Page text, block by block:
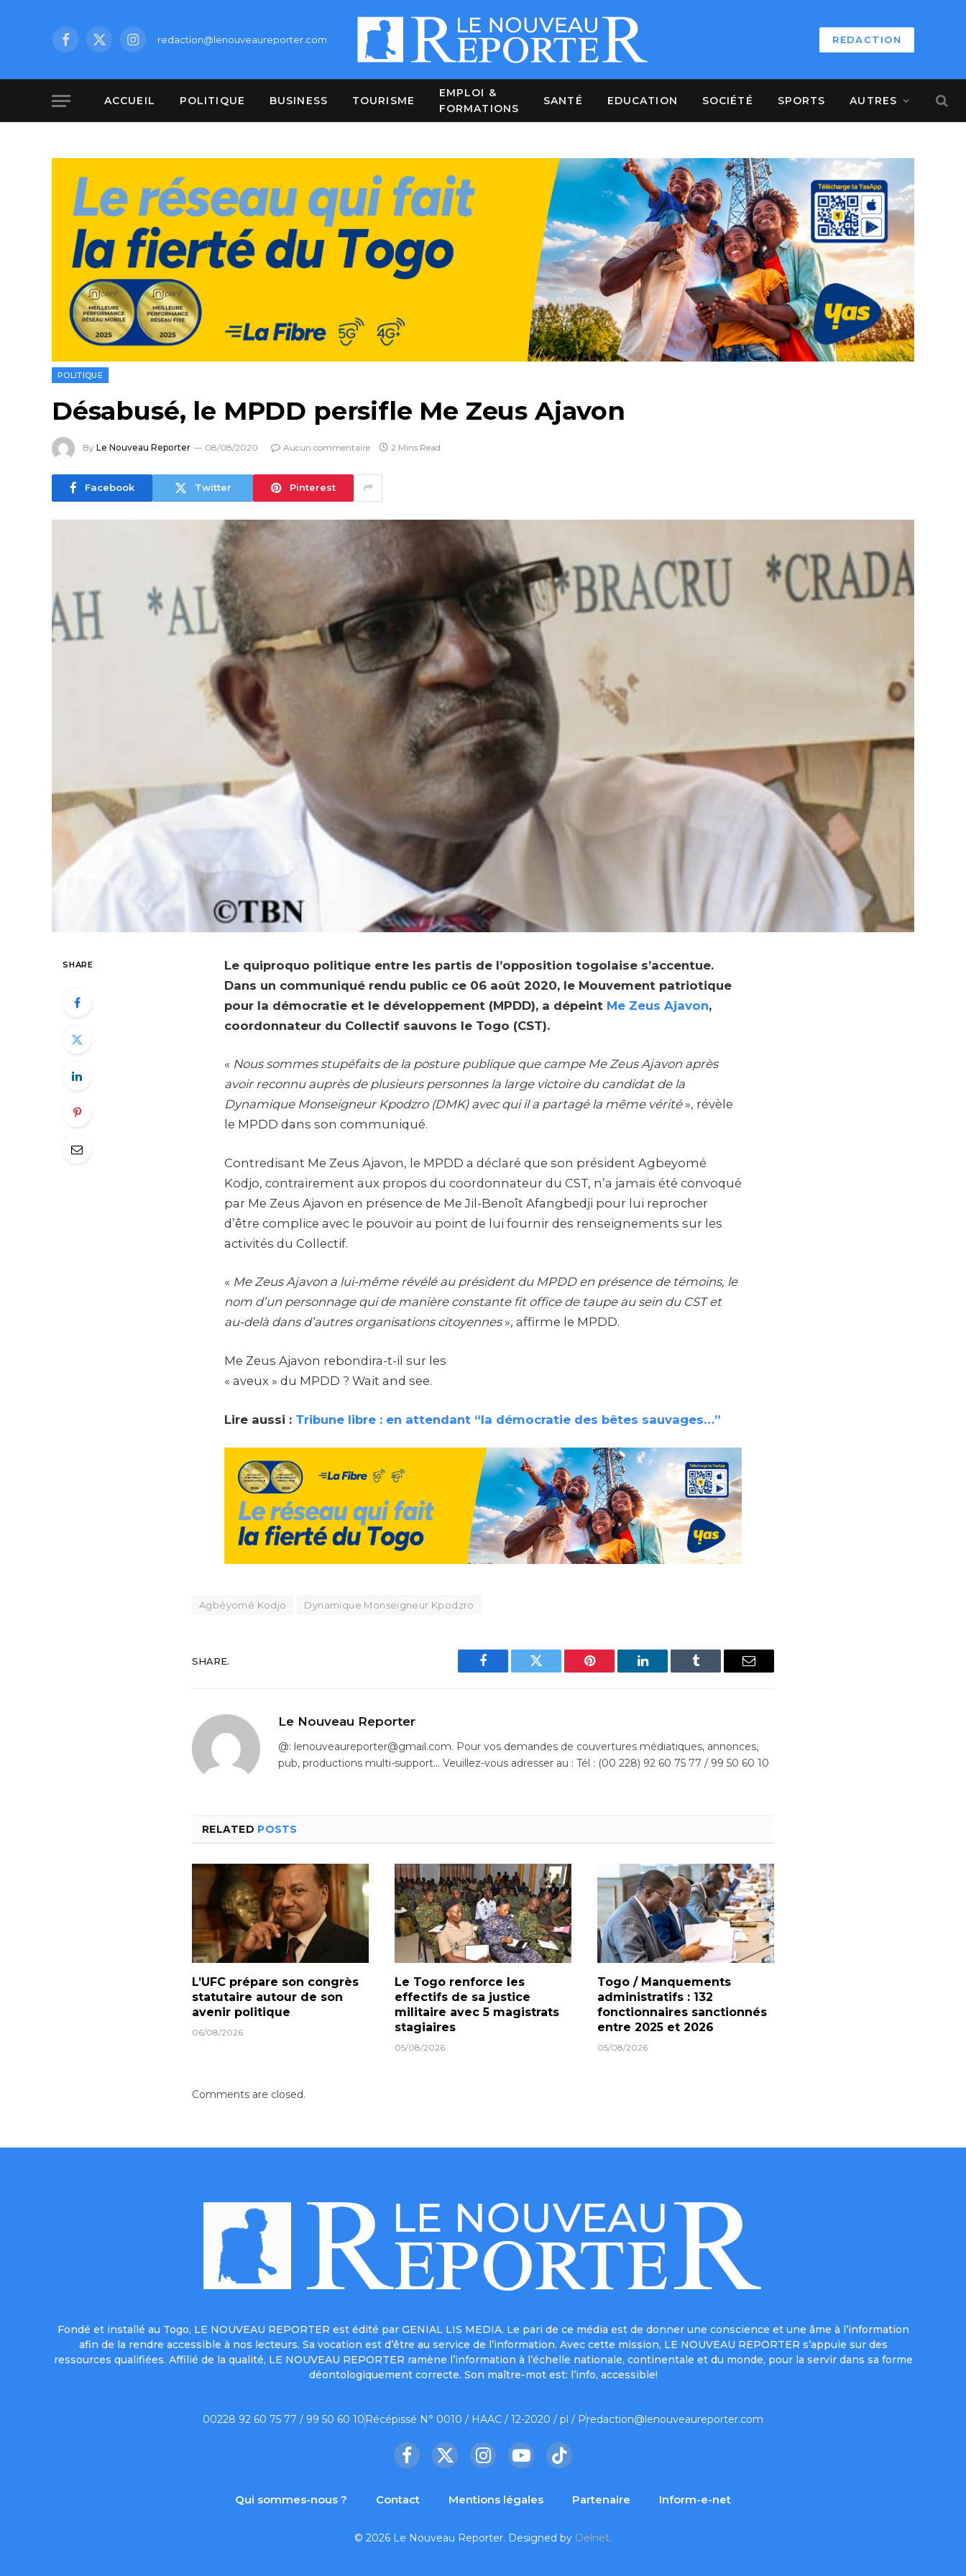
Facebook
X
Instagramredaction@lenouveaureporter.com REDACTION
ACCUEIL POLITIQUE BUSINESS TOURISME
EMPLOI &
FORMATIONS
SANTÉ EDUCATION SOCIÉTÉ SPORTS AUTRES
POLITIQUE
Désabusé, le MPDD persifle Me Zeus Ajavon
By Le Nouveau Reporter 08/08/2020 Aucun commentaire 2 Mins Read
Facebook Twitter Pinterest
SHARE
Le quiproquo politique entre les partis de l’opposition togolaise s’accentue.
Dans un communiqué rendu public ce 06 août 2020, le Mouvement patriotique
pour la démocratie et le développement (MPDD), a dépeint Me Zeus Ajavon,
coordonnateur du Collectif sauvons le Togo (CST).
« Nous sommes stupéfaits de la posture publique que campe Me Zeus Ajavon après
avoir reconnu auprès de plusieurs personnes la large victoire du candidat de la
Dynamique Monseigneur Kpodzro (DMK) avec qui il a partagé la même vérité», révèle
le MPDD dans son communiqué.
Contredisant Me Zeus Ajavon, le MPDD a déclaré que son président Agbeyomé
Kodjo, contrairement aux propos du coordonnateur du CST, n’a jamais été convoqué
par Me Zeus Ajavon en présence de Me Jil-Benoît Afangbedji pour lui reprocher
d’être complice avec le pouvoir au point de lui fournir des renseignements sur les
activités du Collectif.
« Me Zeus Ajavon a lui-même révélé au président du MPDD en présence de témoins, le
nom d’un personnage qui de manière constante fit office de taupe au sein du CST et
au-delà dans d’autres organisations citoyennes», affirme le MPDD.
Me Zeus Ajavon rebondira-t-il sur les
« aveux » du MPDD ? Wait and see.
Lire aussi : Tribune libre : en attendant “la démocratie des bêtes sauvages…”
Agbéyomé Kodjo Dynamique Monseigneur Kpodzro
SHARE.
Facebook Twitter Pinterest LinkedIn Tumblr Email
Le Nouveau Reporter
@: lenouveaureporter@gmail.com. Pour vos demandes de couvertures médiatiques, annonces,
pub, productions multi-support… Veuillez-vous adresser au : Tél : (00 228) 92 60 75 77 / 99 50 60 10
RELATED POSTS
L’UFC prépare son congrès
statutaire autour de son
avenir politique
06/08/2026
Le Togo renforce les
effectifs de sa justice
militaire avec 5 magistrats
stagiaires
05/08/2026
Togo / Manquements
administratifs : 132
fonctionnaires sanctionnés
entre 2025 et 2026
05/08/2026
Comments are closed.
Fondé et installé au Togo, LE NOUVEAU REPORTER est édité par GENIAL LIS MEDIA. Le pari de ce média est de donner une conscience et une âme à l’information
afin de la rendre accessible à nos lecteurs. Sa vocation est d’être au service de l’information. Avec cette mission, LE NOUVEAU REPORTER s’appuie sur des
ressources qualifiées. Affilié de la qualité, LE NOUVEAU REPORTER ramène l’information à l’échelle nationale, continentale et du monde, pour la servir dans sa forme
déontologiquement correcte. Son maître-mot est: l’info, accessible!
00228 92 60 75 77 / 99 50 60 10 Récépissé N° 0010 / HAAC / 12-2020 / pl / Predaction@lenouveaureporter.com
Facebook
X
InstagramYouTubeTikTok
Qui sommes-nous ? Contact Mentions légales Partenaire Inform-e-net
© 2026 Le Nouveau Reporter. Designed by Oelnet.